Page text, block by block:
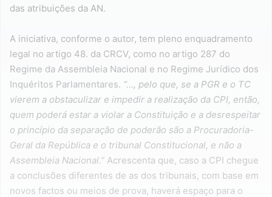
das atribuições da AN.
A iniciativa, conforme o autor, tem pleno enquadramento
legal no artigo 48. da CRCV, como no artigo 287 do
Regime da Assembleia Nacional e no Regime Jurídico dos
Inquéritos Parlamentares. “…, pelo que, se a PGR e o TC
vierem a obstaculizar e impedir a realização da CPI, então,
quem poderá estar a violar a Constituição e a desrespeitar
o princípio da separação de poderão são a Procuradoria-
Geral da República e o tribunal Constitucional, e não a
Assembleia Nacional.” Acrescenta que, caso a CPI chegue
a conclusões diferentes de as dos tribunais, com base em
novos factos ou meios de prova, haverá espaço para o